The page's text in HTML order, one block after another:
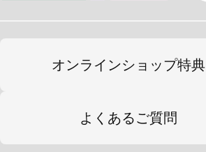
オンラインショップ特典
よくあるご質問